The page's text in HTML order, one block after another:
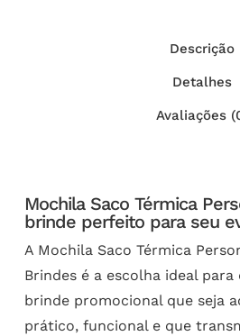
Descrição
Detalhes
Avaliações
Mochila Saco Térmica
brinde perfeito para seu
A Mochila Saco Térmica
Brindes é a escolha ideal
brinde promocional que seja
prático, funcional e que